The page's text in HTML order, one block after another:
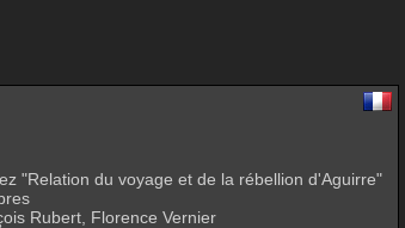
"Relation du voyage et de la rébellion d'Aguirre"
Rubert, Florence Vernier